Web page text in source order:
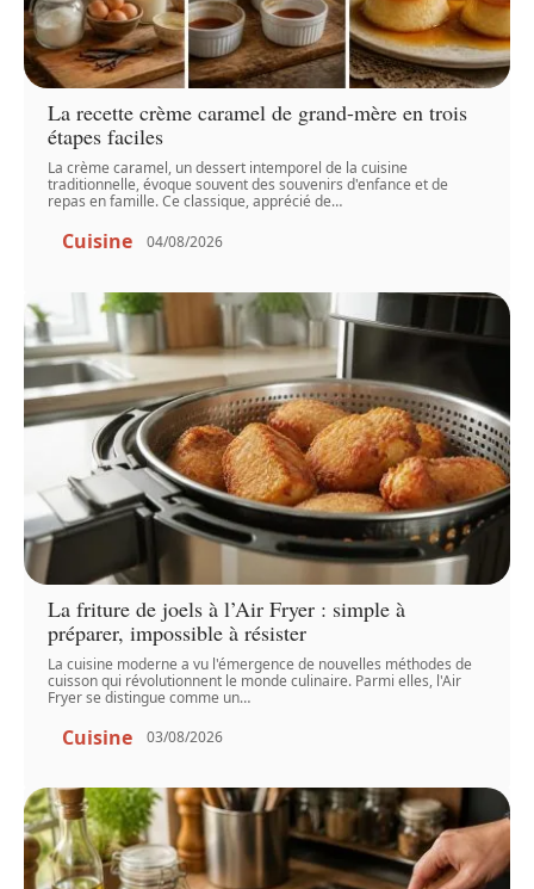
La recette crème caramel de grand-mère en trois
étapes faciles
La crème caramel, un dessert intemporel de la cuisine
traditionnelle, évoque souvent des souvenirs d'enfance et de
repas en famille. Ce classique, apprécié de…
Cuisine 04/08/2026
La friture de joels à l’Air Fryer : simple à
préparer, impossible à résister
La cuisine moderne a vu l'émergence de nouvelles méthodes de
cuisson qui révolutionnent le monde culinaire. Parmi elles, l'Air
Fryer se distingue comme un…
Cuisine 03/08/2026